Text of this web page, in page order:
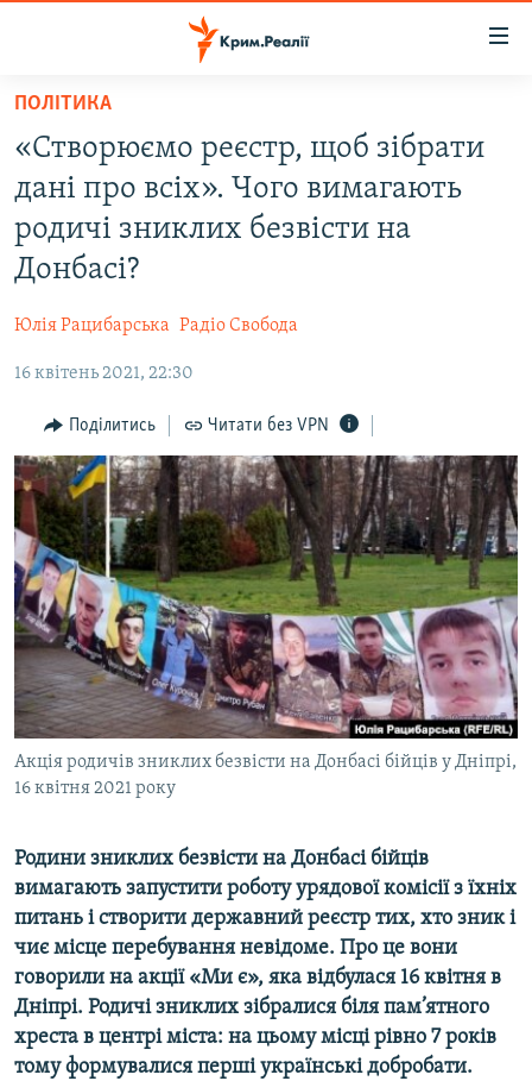
Перейти
основного
матеріалу
до
основної
Перейти
до
ВОДА.КРИМ
ВІДЕО ТА ФОТО
ПОЛІТИКА
ПОГЛЯД
ІНТЕРВ'Ю
ВСЕ ЗА ДЕНЬ
СПЕЦПРОЕКТИ
ДЕПОРТАЦІЯ
ВІДЕОУРОКИ «ELIFBE»
СВІДЧЕННЯ ОКУПАЦІЇ
УКРАЇНСЬКА ПРОБЛЕМА КРИМУ
ІНФОГРАФІКА
ЯК ОБІЙТИ БЛОКУВАННЯ
Русский
Qırımtatar
ДОЛУЧАЙСЯ!
Усі сайти RFE/RL
ПОЛІТИКА
«Створюємо реєстр, щоб зібрати
дані про всіх». Чого вимагають
родичі зниклих безвісти на
Донбасі?
Юлія Рацибарська Радіо Свобода
16 квітень 2021, 22:30
Поділитись Читати без VPN
Акція родичів зниклих безвісти на Донбасі бійців у Дніпрі,
16 квітня 2021 року
Родини зниклих безвісти на Донбасі бійців
вимагають запустити роботу урядової комісії з їхніх
питань і створити державний реєстр тих, хто зник і
чиє місце перебування невідоме. Про це вони
говорили на акції «Ми є», яка відбулася 16 квітня в
Дніпрі. Родичі зниклих зібралися біля пам’ятного
хреста в центрі міста: на цьому місці рівно 7 років
тому формувалися перші українські добробати.